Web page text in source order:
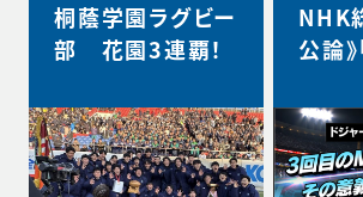
桐蔭学園ラグビー
部 花園3連覇！
NHK
公論
回目
意義